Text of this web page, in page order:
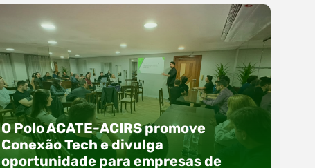
O Polo ACATE-ACIRS promove
Conexão Tech e divulga
oportunidade para empresas de